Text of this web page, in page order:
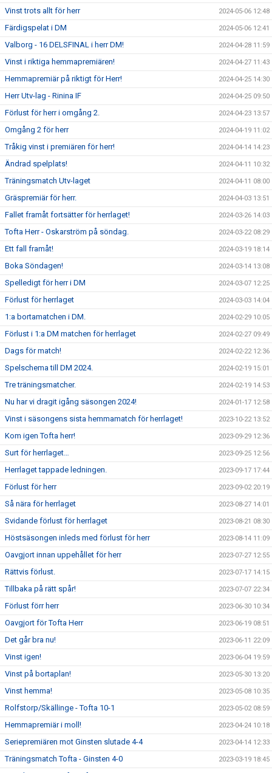
Vinst trots allt för herr 2024-05-06 12:48
Färdigspelat i DM 2024-05-06 12:41
Valborg - 16 DELSFINAL i herr DM! 2024-04-28 11:59
Vinst i riktiga hemmapremiären! 2024-04-27 11:43
Hemmapremiär på riktigt för Herr! 2024-04-25 14:30
Herr Utv-lag - Rinina IF 2024-04-25 09:50
Förlust för herr i omgång 2. 2024-04-23 13:57
Omgång 2 för herr 2024-04-19 11:02
Tråkig vinst i premiären för herr! 2024-04-14 14:23
Ändrad spelplats! 2024-04-11 10:32
Träningsmatch Utv-laget 2024-04-11 08:00
Gräspremiär för herr. 2024-04-03 13:51
Fallet framåt fortsätter för herrlaget! 2024-03-26 14:03
Tofta Herr - Oskarström på söndag. 2024-03-22 08:29
Ett fall framåt! 2024-03-19 18:14
Boka Söndagen! 2024-03-14 13:08
Spelledigt för herr i DM 2024-03-07 12:25
Förlust för herrlaget 2024-03-03 14:04
1:a bortamatchen i DM. 2024-02-29 10:05
Förlust i 1:a DM matchen för herrlaget 2024-02-27 09:49
Dags för match! 2024-02-22 12:36
Spelschema till DM 2024. 2024-02-19 15:01
Tre träningsmatcher. 2024-02-19 14:53
Nu har vi dragit igång säsongen 2024! 2024-01-17 12:58
Vinst i säsongens sista hemmamatch för herrlaget! 2023-10-22 13:52
Kom igen Tofta herr! 2023-09-29 12:36
Surt för herrlaget… 2023-09-25 12:56
Herrlaget tappade ledningen. 2023-09-17 17:44
Förlust för herr 2023-09-02 20:19
Så nära för herrlaget 2023-08-27 14:01
Svidande förlust för herrlaget 2023-08-21 08:30
Höstsäsongen inleds med förlust för herr 2023-08-14 11:09
Oavgjort innan uppehållet för herr 2023-07-27 12:55
Rättvis förlust. 2023-07-17 14:15
Tillbaka på rätt spår! 2023-07-07 22:34
Förlust förr herr 2023-06-30 10:34
Oavgjort för Tofta Herr 2023-06-19 08:51
Det går bra nu! 2023-06-11 22:09
Vinst igen! 2023-06-04 19:59
Vinst på bortaplan! 2023-05-30 13:20
Vinst hemma! 2023-05-08 10:35
Rolfstorp/Skällinge - Tofta 10-1 2023-05-02 08:59
Hemmapremiär i moll! 2023-04-24 10:18
Seriepremiären mot Ginsten slutade 4-4 2023-04-14 12:33
Träningsmatch Tofta - Ginsten 4-0 2023-03-19 18:45